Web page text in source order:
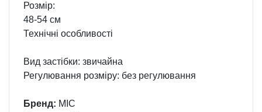
Розмір:
48-54 см
Технічні особливості
Вид застібки: звичайна
Регулювання розміру: без регулювання
Бренд: МІС